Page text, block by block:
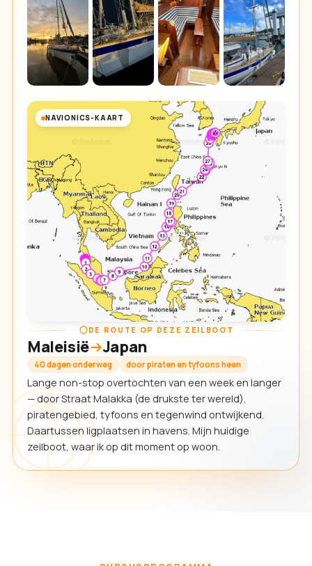
NAVIONICS-KAART
DE ROUTE OP DEZE ZEILBOOT
Maleisië Japan
40 dagen onderweg door piraten en tyfoons heen
Lange non-stop overtochten van een week en langer
— door Straat Malakka (de drukste ter wereld),
piratengebied, tyfoons en tegenwind ontwijkend.
Daartussen ligplaatsen in havens. Mijn huidige
zeilboot, waar ik op dit moment op woon.